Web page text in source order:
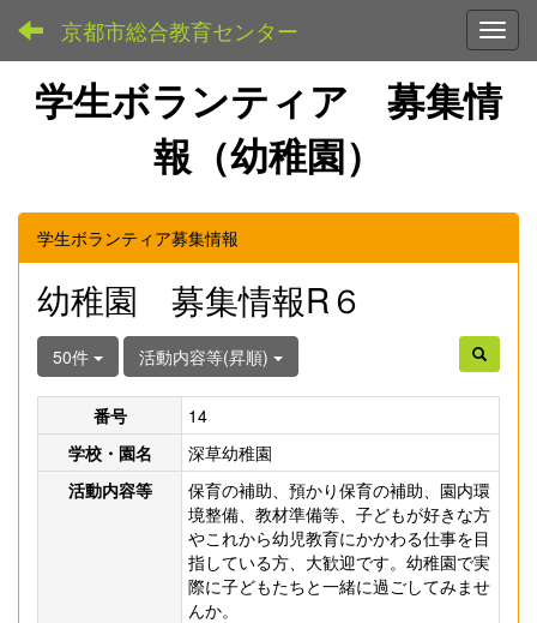
京都市総合教育センター
学生ボランティア 募集情
報（幼稚園）
学生ボランティア募集情報
幼稚園 募集情報R６
50件 活動内容等(昇順)
番号
14
学校・園名
深草幼稚園
活動内容等
保育の補助、預かり保育の補助、園内環
境整備、教材準備等、子どもが好きな方
やこれから幼児教育にかかわる仕事を目
指している方、大歓迎です。幼稚園で実
際に子どもたちと一緒に過ごしてみませ
んか。